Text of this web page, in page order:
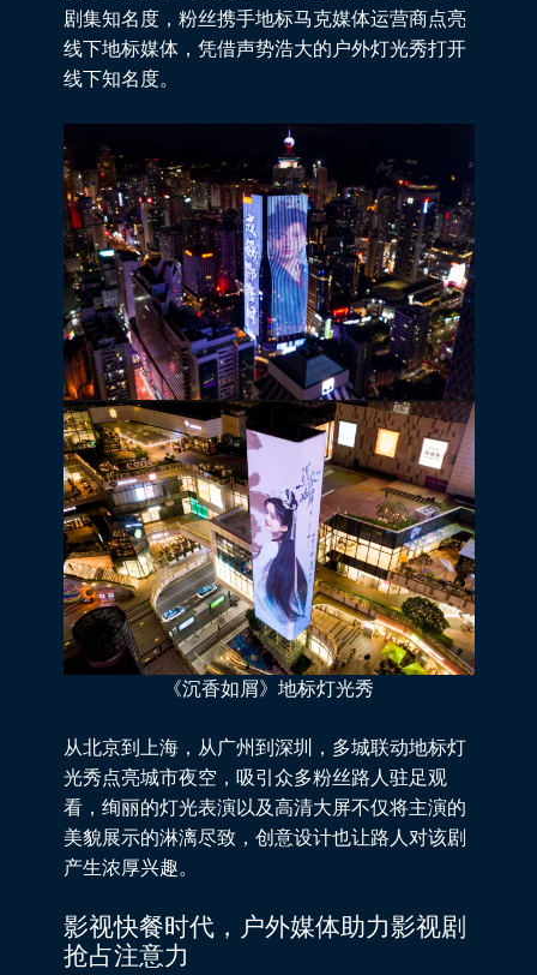
剧集知名度，粉丝携手地标马克媒体运营商点亮
线下地标媒体，凭借声势浩大的户外灯光秀打开
线下知名度。
《沉香如屑》地标灯光秀
从北京到上海，从广州到深圳，多城联动地标灯
光秀点亮城市夜空，吸引众多粉丝路人驻足观
看，绚丽的灯光表演以及高清大屏不仅将主演的
美貌展示的淋漓尽致，创意设计也让路人对该剧
产生浓厚兴趣。
影视快餐时代，户外媒体助力影视剧
抢占注意力